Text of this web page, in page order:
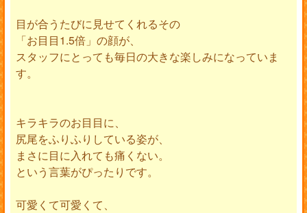
目が合うたびに見せてくれるその
「お目目1.5倍」の顔が、
スタッフにとっても毎日の大きな楽しみになっていま
す。
キラキラのお目目に、
尻尾をふりふりしている姿が、
まさに目に入れても痛くない。
という言葉がぴったりです。
可愛くて可愛くて、